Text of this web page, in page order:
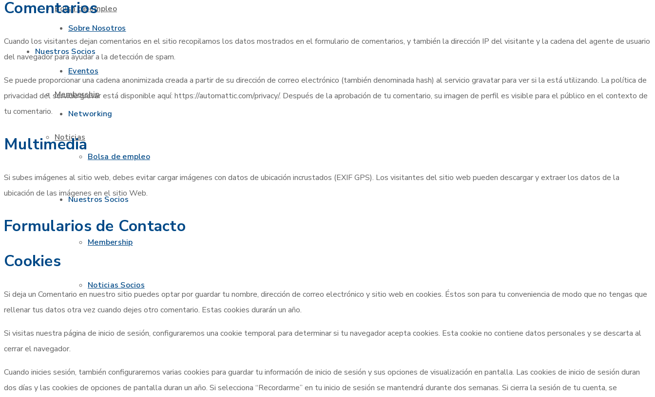
Bolsa de empleo
Nuestros Socios
Membership
Noticias
Sobre Nosotros
Eventos
Networking
Bolsa de empleo
Nuestros Socios
Membership
Noticias Socios
Comentarios
Cuando los visitantes dejan comentarios en el sitio recopilamos los datos mostrados en el formulario de comentarios, y también la dirección IP del visitante y la cadena del agente de usuario
del navegador para ayudar a la detección de spam.
Se puede proporcionar una cadena anonimizada creada a partir de su dirección de correo electrónico (también denominada hash) al servicio gravatar para ver si la está utilizando. La política de
privacidad del servicio gravar está disponible aquí: https://automattic.com/privacy/. Después de la aprobación de tu comentario, su imagen de perfil es visible para el público en el contexto de
tu comentario.
Multimedia
Si subes imágenes al sitio web, debes evitar cargar imágenes con datos de ubicación incrustados (EXIF GPS). Los visitantes del sitio web pueden descargar y extraer los datos de la
ubicación de las imágenes en el sitio Web.
Formularios de Contacto
Cookies
Si deja un Comentario en nuestro sitio puedes optar por guardar tu nombre, dirección de correo electrónico y sitio web en cookies. Éstos son para tu conveniencia de modo que no tengas que
rellenar tus datos otra vez cuando dejes otro comentario. Estas cookies durarán un año.
Si visitas nuestra página de inicio de sesión, configuraremos una cookie temporal para determinar si tu navegador acepta cookies. Esta cookie no contiene datos personales y se descarta al
cerrar el navegador.
Cuando inicies sesión, también configuraremos varias cookies para guardar tu información de inicio de sesión y sus opciones de visualización en pantalla. Las cookies de inicio de sesión duran
dos días y las cookies de opciones de pantalla duran un año. Si selecciona “Recordarme” en tu inicio de sesión se mantendrá durante dos semanas. Si cierra la sesión de tu cuenta, se